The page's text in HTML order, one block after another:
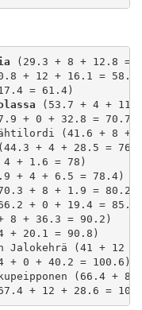
(53.7 + 4 +
+ 0 + 32.8 = 70.7)
(41.6 + 8 +
+ 4 + 28.5 =
+ 1.6 = 78)
+ 4 + 6.5 = 78.4)
+ 8 + 1.9 = 80.2)
+ 0 + 19.4 =
8 + 36.3 = 90.2)
+ 20.1 = 90.8)
(41 + 12 +
+ 0 + 40.2 = 100.6)
(66.4 + 8
+ 12 + 28.6 =